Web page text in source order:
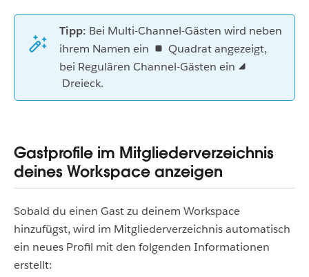
Tipp: Bei Multi-Channel-Gästen wird neben
ihrem Namen ein
Quadrat angezeigt,
bei Regulären Channel-Gästen ein
Dreieck.
Gastprofile im Mitgliederverzeichnis
deines Workspace anzeigen
Sobald du einen Gast zu deinem Workspace
hinzufügst, wird im Mitgliederverzeichnis automatisch
ein neues Profil mit den folgenden Informationen
erstellt: